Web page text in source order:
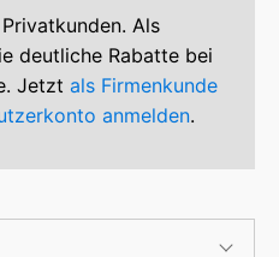
Als
deutliche Rabatte bei
Jetzt als Firmenkunde
anmelden.